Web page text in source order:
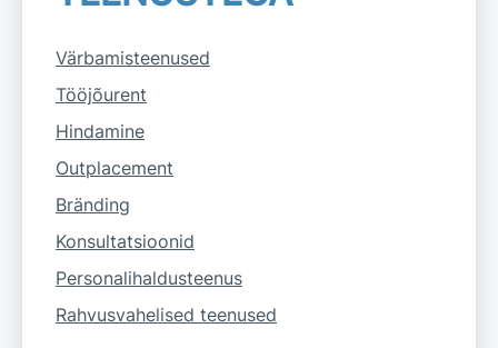
Värbamisteenused
Tööjõurent
Hindamine
Outplacement
Bränding
Konsultatsioonid
Personalihaldusteenus
Rahvusvahelised teenused